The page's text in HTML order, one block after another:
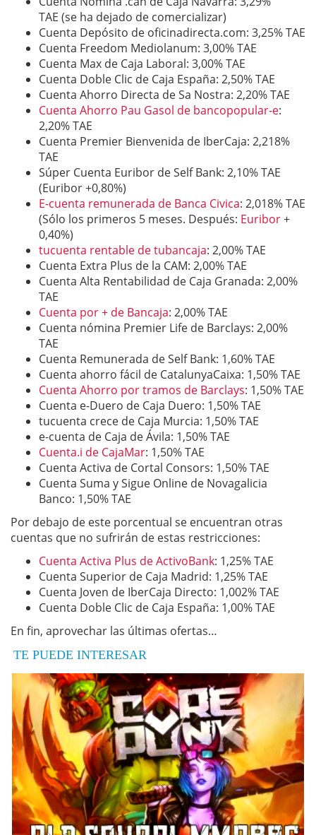
TAE (se ha dejado de comercializar)
Cuenta Depósito de oficinadirecta.com: 3,25% TAE
Cuenta Freedom Mediolanum: 3,00% TAE
Cuenta Max de Caja Laboral: 3,00% TAE
Cuenta Doble Clic de Caja España: 2,50% TAE
Cuenta Ahorro Directa de Sa Nostra: 2,20% TAE
Cuenta Ahorro Pau Gasol de bancopopular-e:
2,20% TAE
Cuenta Premier Bienvenida de IberCaja: 2,218%
TAE
Súper Cuenta Euribor de Self Bank: 2,10% TAE
(Euribor +0,80%)
E-cuenta remunerada de Banca Civica: 2,018% TAE
(Sólo los primeros 5 meses. Después: Euribor+
0,40%)
tucuenta rentable de tubancaja: 2,00% TAE
Cuenta Extra Plus de la CAM: 2,00% TAE
Cuenta Alta Rentabilidad de Caja Granada: 2,00%
TAE
Cuenta por + de Bancaja: 2,00% TAE
Cuenta nómina Premier Life de Barclays: 2,00%
TAE
Cuenta Remunerada de Self Bank: 1,60% TAE
Cuenta ahorro fácil de CatalunyaCaixa: 1,50% TAE
Cuenta Ahorro por tramos de Barclays: 1,50% TAE
Cuenta e-Duero de Caja Duero: 1,50% TAE
tucuenta crece de Caja Murcia: 1,50% TAE
e-cuenta de Caja de Ávila: 1,50% TAE
Cuenta.i de CajaMar: 1,50% TAE
Cuenta Activa de Cortal Consors: 1,50% TAE
Cuenta Suma y Sigue Online de Novagalicia
Banco: 1,50% TAE
Por debajo de este porcentual se encuentran otras
cuentas que no sufrirán de estas restricciones:
Cuenta Activa Plus de ActivoBank: 1,25% TAE
Cuenta Superior de Caja Madrid: 1,25% TAE
Cuenta Joven de IberCaja Directo: 1,002% TAE
Cuenta Doble Clic de Caja España: 1,00% TAE
En fin, aprovechar las últimas ofertas…
TE PUEDE INTERESAR